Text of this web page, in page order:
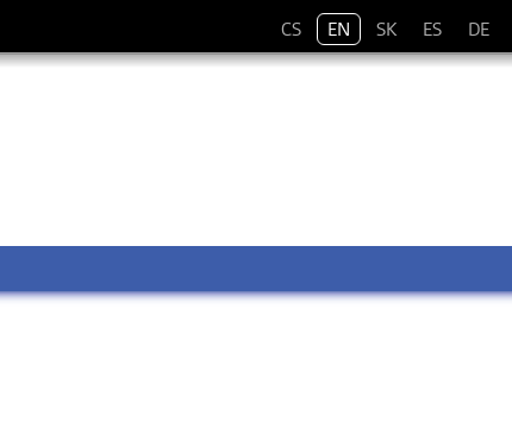
CS EN SK ES DE